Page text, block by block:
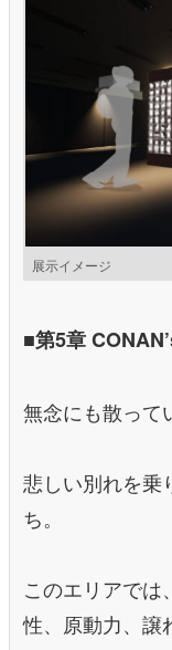
展示イメージ
■第5章
無念にも散っ
悲しい別れを乗
ち。
このエリアでは
性、原動力、譲